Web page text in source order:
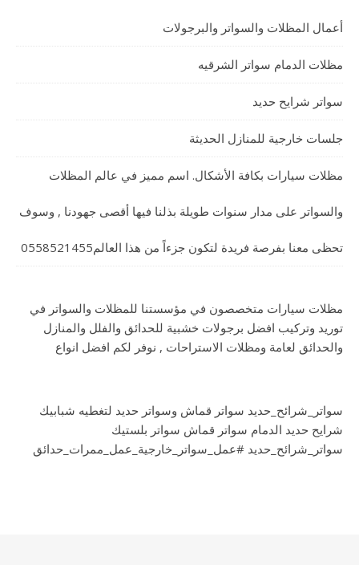
أعمال المظلات والسواتر والبرجولات
مظلات الدمام سواتر الشرقيه
سواتر شرايح حديد
جلسات خارجية للمنازل الحديثة
مظلات سيارات بكافة الأشكال. اسم مميز في عالم المظلات
والسواتر على مدار سنوات طويلة بذلنا فيها أقصى جهودنا , وسوف
تحظى معنا بفرصة فريدة لتكون جزءاً من هذا العالم0558521455
مظلات سيارات متخصصون في مؤسستنا للمظلات والسواتر في
توريد وتركيب افضل برجولات خشبية للحدائق والفلل والمنازل
والحدائق لعامة ومظلات الاستراحات , نوفر لكم افضل انواع
سواتر_شرائح_حديد سواتر قماش وسواتر حديد لتغطيه شبابيك
شرايح حديد الدمام سواتر قماش سواتر بلستيك
سواتر_شرائح_حديد #عمل_سواتر_خارجية_عمل_ممرات_حدائق